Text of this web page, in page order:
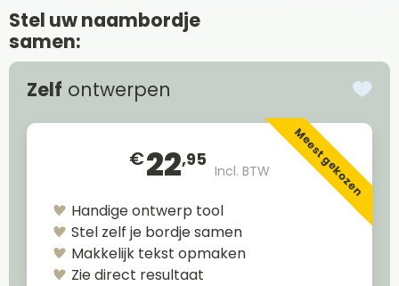
Stel uw naambordje
samen:
Zelf ontwerpen
€22,95
Incl. BTW Meest gekozen
Handige ontwerp tool
Stel zelf je bordje samen
Makkelijk tekst opmaken
Zie direct resultaat